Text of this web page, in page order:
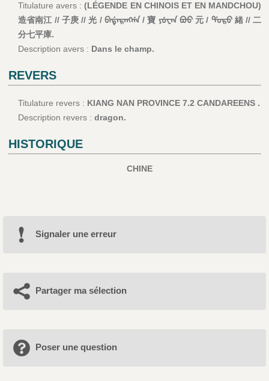
Titulature avers :(LÉGENDE EN CHINOIS ET EN MANDCHOU)
造省南江 // 子庚 // 光 / ᠪᠠᡩᠠᡵᠠᠩᡤᠠ / 寶 ᠶᡠᠸᠠᠨ ᠪᠣᠣ 元 / ᡩᠣᡵᠣ 緒 // 二
分七平庫.
Description avers : Dans le champ.
REVERS
Titulature revers : KIANG NAN PROVINCE 7.2 CANDAREENS .
Description revers : dragon.
HISTORIQUE
CHINE
Signaler une erreur
Partager ma sélection
Poser une question